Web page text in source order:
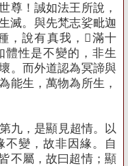
尊！誠如法王所說，
滅。與先梵志娑毗迦
，說有真我，滿十
體性是不變的，非生
。而外道認為冥諦與
能生，萬物為所生，
九，是顯見超情。以
不變，故非因緣。自
不屬，故曰超情；顯